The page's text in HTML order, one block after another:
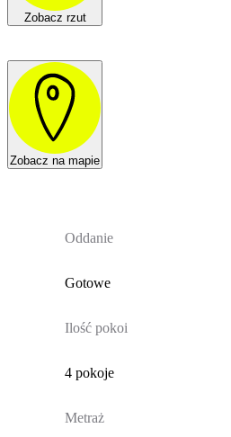
Zobacz rzut
Zobacz na mapie
Oddanie
Gotowe
Ilość pokoi
4 pokoje
Metraż